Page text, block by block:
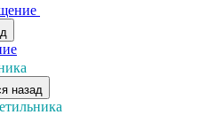
назад